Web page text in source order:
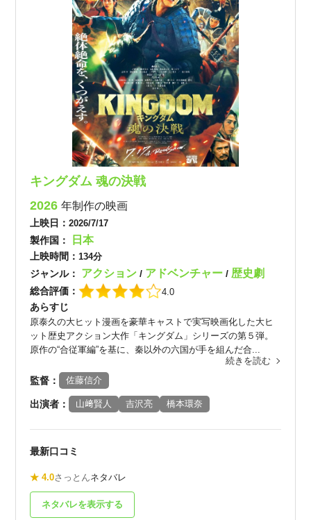
キングダム 魂の決戦
2026年制作の映画
上映日：2026/7/17
製作国： 日本
上映時間：134分
ジャンル： アクション/ アドベンチャー/歴史劇
総合評価： 4.0
あらすじ
原泰久の大ヒット漫画を豪華キャストで実写映画化した大ヒ
ット歴史アクション大作「キングダム」シリーズの第５弾。
原作の“合従軍編”を基に、秦以外の六国が手を組んだ合...
続きを読む
監督： 佐藤信介
出演者： 山﨑賢人 吉沢亮 橋本環奈
最新口コミ
★ 4.0さっとんネタバレ
ネタバレを表示する